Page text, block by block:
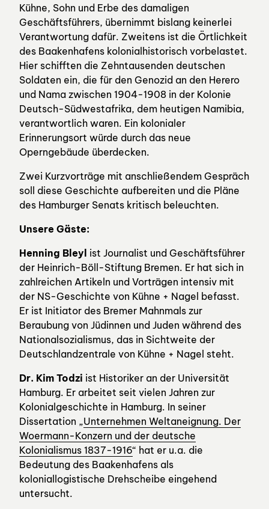
Kühne, Sohn und Erbe des damaligen
Geschäftsführers, übernimmt bislang keinerlei
Verantwortung dafür. Zweitens ist die Örtlichkeit
des Baakenhafens kolonialhistorisch vorbelastet.
Hier schifften die Zehntausenden deutschen
Soldaten ein, die für den Genozid an den Herero
und Nama zwischen 1904-1908 in der Kolonie
Deutsch-Südwestafrika, dem heutigen Namibia,
verantwortlich waren. Ein kolonialer
Erinnerungsort würde durch das neue
Operngebäude überdecken.
Zwei Kurzvorträge mit anschließendem Gespräch
soll diese Geschichte aufbereiten und die Pläne
des Hamburger Senats kritisch beleuchten.
Unsere Gäste:
Henning Bleyl ist Journalist und Geschäftsführer
der Heinrich-Böll-Stiftung Bremen. Er hat sich in
zahlreichen Artikeln und Vorträgen intensiv mit
der NS-Geschichte von Kühne + Nagel befasst.
Er ist Initiator des Bremer Mahnmals zur
Beraubung von Jüdinnen und Juden während des
Nationalsozialismus, das in Sichtweite der
Deutschlandzentrale von Kühne + Nagel steht.
Dr. Kim Todzi ist Historiker an der Universität
Hamburg. Er arbeitet seit vielen Jahren zur
Kolonialgeschichte in Hamburg. In seiner
Dissertation „Unternehmen Weltaneignung. Der
Woermann-Konzern und der deutsche
Kolonialismus 1837-1916“ hat er u.a. die
Bedeutung des Baakenhafens als
koloniallogistische Drehscheibe eingehend
untersucht.